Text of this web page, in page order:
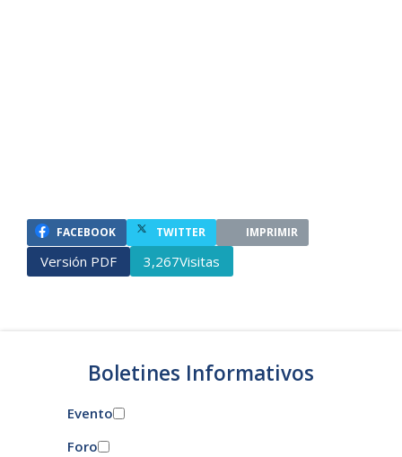
FACEBOOK TWITTER IMPRIMIR
Versión PDF 3,267Visitas
Boletines Informativos
Evento
Foro